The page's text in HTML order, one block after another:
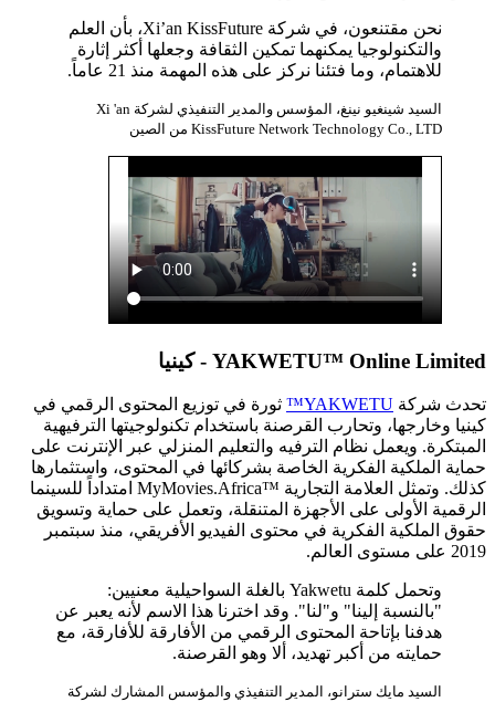
نحن مقتنعون، في شركة Xi’an KissFuture، بأن العلم
والتكنولوجيا يمكنهما تمكين الثقافة وجعلها أكثر إثارة
للاهتمام، وما فتئنا نركز على هذه المهمة منذ 21 عاماً.
السيد شينغيو نينغ، المؤسس والمدير التنفيذي لشركة Xi 'an
KissFuture Network Technology Co., LTD من الصين
YAKWETU™ Online Limited - كينيا
تحدث شركة YAKWETU™
ثورة في توزيع المحتوى الرقمي في
كينيا وخارجها، وتحارب القرصنة باستخدام تكنولوجيتها الترفيهية
المبتكرة. ويعمل نظام الترفيه والتعليم المنزلي عبر الإنترنت على
حماية الملكية الفكرية الخاصة بشركائها في المحتوى، واستثمارها
كذلك. وتمثل العلامة التجارية ™MyMovies.Africa امتداداً للسينما
الرقمية الأولى على الأجهزة المتنقلة، وتعمل على حماية وتسويق
حقوق الملكية الفكرية في محتوى الفيديو الأفريقي، منذ سبتمبر
2019 على مستوى العالم.
وتحمل كلمة Yakwetu بالغلة السواحيلية معنيين:
"بالنسبة إلينا" و"لنا". وقد اخترنا هذا الاسم لأنه يعبر عن
هدفنا بإتاحة المحتوى الرقمي من الأفارقة للأفارقة، مع
حمايته من أكبر تهديد، ألا وهو القرصنة.
السيد مايك سترانو، المدير التنفيذي والمؤسس المشارك لشركة